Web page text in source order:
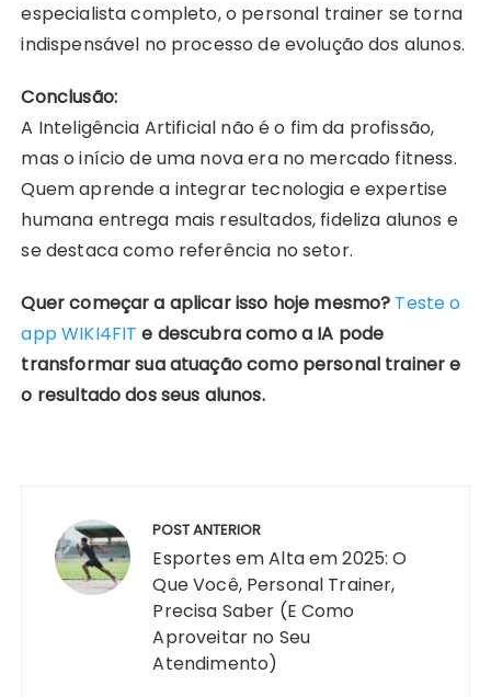
especialista completo, o personal trainer se torna
indispensável no processo de evolução dos alunos.
Conclusão:
A Inteligência Artificial não é o fim da profissão,
mas o início de uma nova era no mercado fitness.
Quem aprende a integrar tecnologia e expertise
humana entrega mais resultados, fideliza alunos e
se destaca como referência no setor.
Quer começar a aplicar isso hoje mesmo? Teste o
app WIKI4FIT e descubra como a IA pode
transformar sua atuação como personal trainer e
o resultado dos seus alunos.
Post
POST ANTERIOR
Esportes em Alta em 2025: O
Que Você, Personal Trainer,
Precisa Saber (E Como
Aproveitar no Seu
Atendimento)